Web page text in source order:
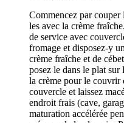
Commencez par couper
les avec la crème
de service avec
fromage et disposez-y
crème fraîche et de
posez le dans le plat sur
la crème pour le couvrir
couvercle et laissez
endroit frais (cave,
maturation accélérée